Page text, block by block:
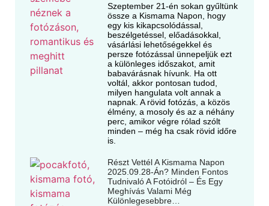
Szeptember 21-én sokan gyűltünk
össze a Kismama Napon, hogy
egy kis kikapcsolódással,
beszélgetéssel, előadásokkal,
vásárlási lehetőségekkel és
persze fotózással ünnepeljük ezt
a különleges időszakot, amit
babavárásnak hívunk. Ha ott
voltál, akkor pontosan tudod,
milyen hangulata volt annak a
napnak. A rövid fotózás, a közös
élmény, a mosoly és az a néhány
perc, amikor végre rólad szólt
minden – még ha csak rövid időre
is.
Részt Vettél A Kismama Napon
2025.09.28-Án? Minden Fontos
Tudnivaló A Fotóidról – És Egy
Meghívás Valami Még
Különlegesebbre…